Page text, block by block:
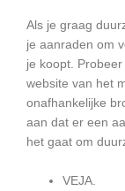
Als je graag
je aanraden om
je koopt.
website van het
onafhankelijke
aan dat er een
het gaat om
VEJA.